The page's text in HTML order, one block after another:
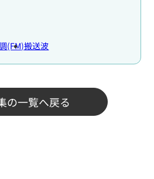
(FM)搬送波
の一覧へ戻る